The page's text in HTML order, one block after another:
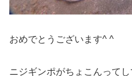
おめでとうございます^ ^
ニジギンポがちょこんって